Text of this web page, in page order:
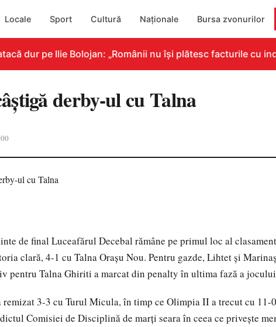
Locale Sport Cultură Naționale Bursa zvonurilor
dur pe Ilie Bolojan: „Românii nu își plătesc facturile cu
derby-ul cu Talna
de final Luceafărul Decebal rămâne pe primul loc al
clară, 4-1 cu Talna Oraşu Nou. Pentru gazde, Lihtet şi
pentru Talna Ghiriti a marcat din penalty în ultima fază a
remizat 3-3 cu Turul Micula, în timp ce Olimpia II a trecut cu
Comisiei de Disciplină de marţi seara în ceea ce priveşte